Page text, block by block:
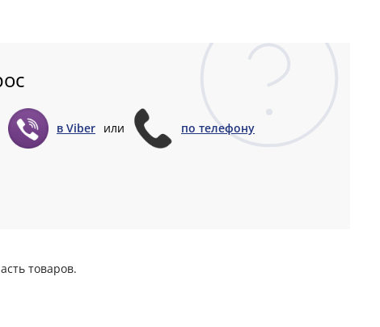
в Viber или по телефону
товаров.